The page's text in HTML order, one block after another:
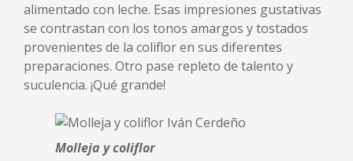
alimentado con leche. Esas impresiones gustativas
se contrastan con los tonos amargos y tostados
provenientes de la coliflor en sus diferentes
preparaciones. Otro pase repleto de talento y
suculencia. ¡Qué grande!
Molleja y coliflor